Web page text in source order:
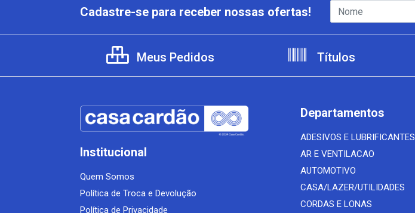
Cadastre-se para receber nossas ofertas!
Meus Pedidos Títulos
Institucional
Quem Somos
Política de Troca e Devolução
Política de Privacidade
Departamentos
ADESIVOS E LUBRIFICANTES
AR E VENTILACAO
AUTOMOTIVO
CASA/LAZER/UTILIDADES
CORDAS E LONAS